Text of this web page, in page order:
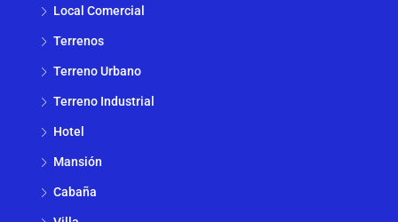
Local Comercial
Terrenos
Terreno Urbano
Terreno Industrial
Hotel
Mansión
Cabaña